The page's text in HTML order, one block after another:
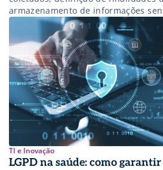
armazenamento de informações
TI e Inovação
LGPD na saúde: como